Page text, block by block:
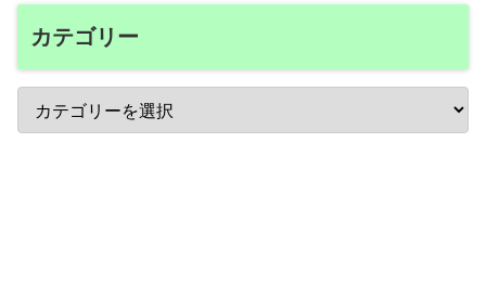
カテゴリー